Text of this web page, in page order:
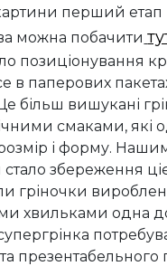
перший етап
можна побачити
позиціонування
в паперових
більш вишукані
смаками, які
і форму.
збереження
гріночки вироблені
хвильками одна
презентабельного